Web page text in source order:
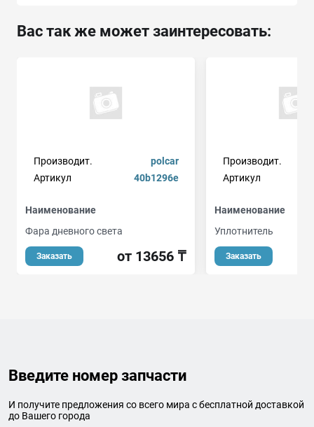
Вас так же может заинтересовать:
Производит.
polcar
Артикул
40b1296e
Наименование
Фара дневного света
Заказать от 13656 ₸
Производит.
Артикул
Наименование
Уплотнитель
Заказать
Введите номер запчасти
И получите предложения со всего мира с бесплатной доставкой
до Вашего города